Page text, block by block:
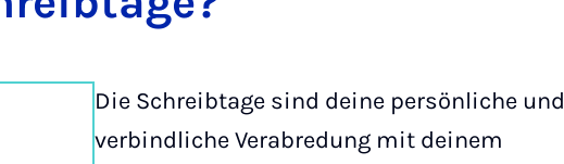
Die Schreibtage sind deine persönliche und
verbindliche Verabredung mit deinem